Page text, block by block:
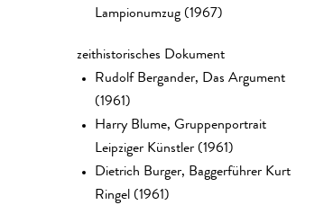
Lampionumzug (1967)
zeithistorisches Dokument
Rudolf Bergander, Das Argument
(1961)
Harry Blume, Gruppenportrait
Leipziger Künstler (1961)
Dietrich Burger, Baggerführer Kurt
Ringel (1961)